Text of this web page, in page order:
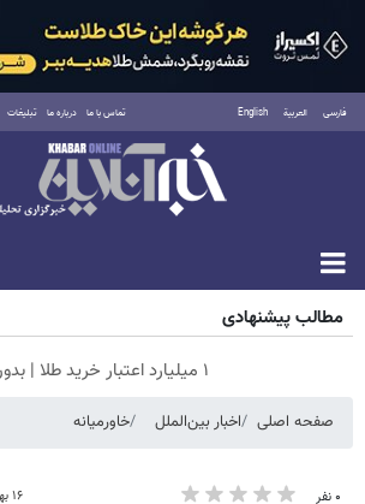
فارسی العربية English تماس با ما درباره ما تبلیغات
جمعه ۱۶ مرداد ۱۴۰۵
مطالب پیشنهادی
۱ میلیارد اعتبار خرید طلا | بدون ضامن و چک
صفحه اصلی اخبار بین‌الملل خاورمیانه
۰ نفر ۱۶ بهمن ۱۳۸۹ - ۱۲:۱۲